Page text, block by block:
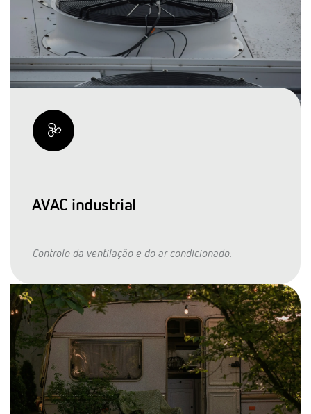
AVAC industrial
Controlo da ventilação e do ar condicionado.